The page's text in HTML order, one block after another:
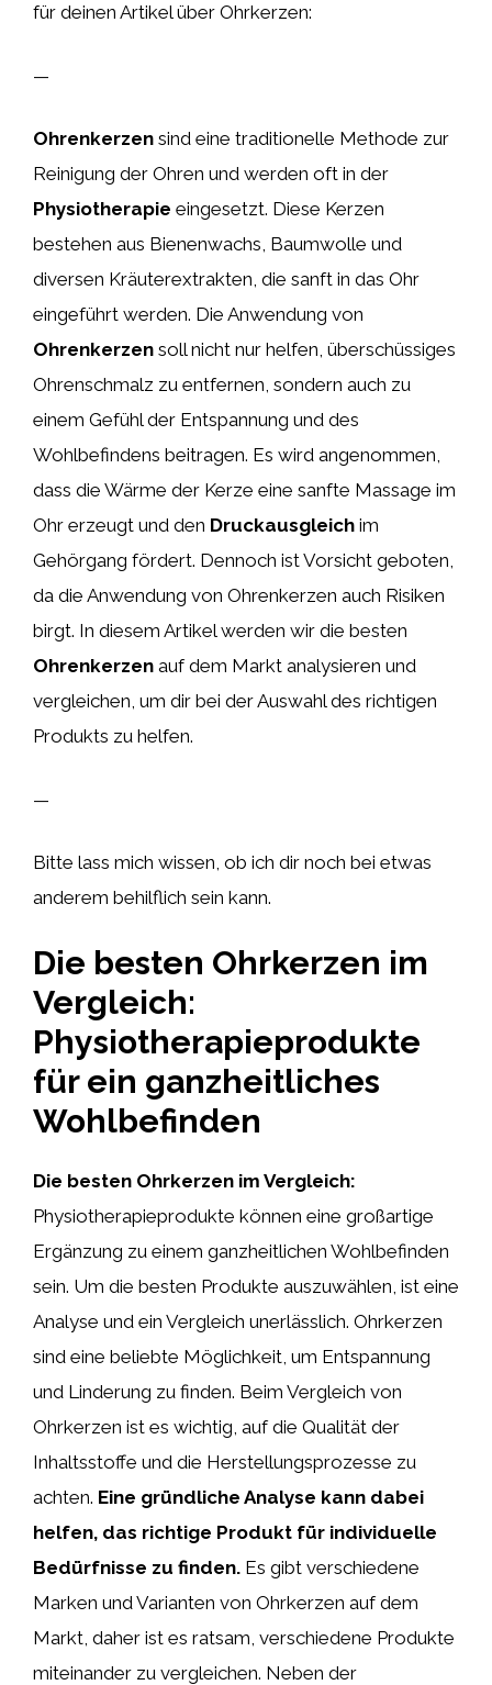
für deinen Artikel über Ohrkerzen:
—
Ohrenkerzen sind eine traditionelle Methode zur
Reinigung der Ohren und werden oft in der
Physiotherapie eingesetzt. Diese Kerzen
bestehen aus Bienenwachs, Baumwolle und
diversen Kräuterextrakten, die sanft in das Ohr
eingeführt werden. Die Anwendung von
Ohrenkerzen soll nicht nur helfen, überschüssiges
Ohrenschmalz zu entfernen, sondern auch zu
einem Gefühl der Entspannung und des
Wohlbefindens beitragen. Es wird angenommen,
dass die Wärme der Kerze eine sanfte Massage im
Ohr erzeugt und den Druckausgleich im
Gehörgang fördert. Dennoch ist Vorsicht geboten,
da die Anwendung von Ohrenkerzen auch Risiken
birgt. In diesem Artikel werden wir die besten
Ohrenkerzen auf dem Markt analysieren und
vergleichen, um dir bei der Auswahl des richtigen
Produkts zu helfen.
—
Bitte lass mich wissen, ob ich dir noch bei etwas
anderem behilflich sein kann.
Die besten Ohrkerzen im
Vergleich:
Physiotherapieprodukte
für ein ganzheitliches
Wohlbefinden
Die besten Ohrkerzen im Vergleich:
Physiotherapieprodukte können eine großartige
Ergänzung zu einem ganzheitlichen Wohlbefinden
sein. Um die besten Produkte auszuwählen, ist eine
Analyse und ein Vergleich unerlässlich. Ohrkerzen
sind eine beliebte Möglichkeit, um Entspannung
und Linderung zu finden. Beim Vergleich von
Ohrkerzen ist es wichtig, auf die Qualität der
Inhaltsstoffe und die Herstellungsprozesse zu
achten. Eine gründliche Analyse kann dabei
helfen, das richtige Produkt für individuelle
Bedürfnisse zu finden. Es gibt verschiedene
Marken und Varianten von Ohrkerzen auf dem
Markt, daher ist es ratsam, verschiedene Produkte
miteinander zu vergleichen. Neben der